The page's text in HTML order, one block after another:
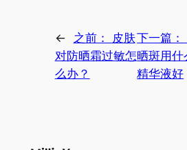
← 之前：
皮肤
对防晒霜过敏怎
么办？
下一篇：
晒斑用什
精华液好